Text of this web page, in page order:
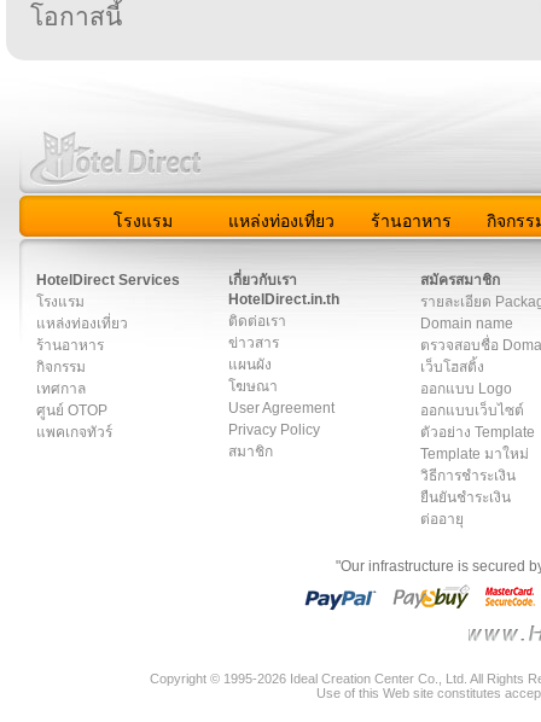
โอกาสนี้
โรงแรม แหล่งท่องเที่ยว ร้านอาหาร กิจกรร
HotelDirect Services
โรงแรม
แหล่งท่องเที่ยว
ร้านอาหาร
กิจกรรม
เทศกาล
ศูนย์ OTOP
แพคเกจทัวร์
เกี่ยวกับเรา
HotelDirect.in.th
ติดต่อเรา
ข่าวสาร
แผนผัง
โฆษณา
User Agreement
Privacy Policy
สมาชิก
สมัครสมาชิก
รายละเอียด
Domain name
ตรวจสอบชื่อ
เว็บโฮสติ้ง
ออกแบบ Logo
ออกแบบเว็บไซต์
ตัวอย่าง Template
Template มาใหม่
วิธีการชำระเงิน
ยืนยันชำระเงิน
ต่ออายุ
"Our infrastructure is secured
Copyright © 1995-2026 Ideal Creation Center Co., Ltd. All Rights
Use of this Web site constitutes